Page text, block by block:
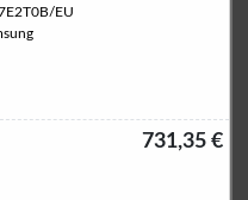
EU
731,35 €